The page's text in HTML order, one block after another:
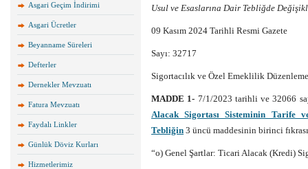
Asgari Geçim İndirimi
Asgari Ücretler
Beyanname Süreleri
Defterler
Dernekler Mevzuatı
Fatura Mevzuatı
Faydalı Linkler
Günlük Döviz Kurları
Hizmetlerimiz
Usul ve Esaslarına Dair Tebliğde
09 Kasım 2024 Tarihli Resmi Gazete
Sayı: 32717
Sigortacılık ve Özel Emeklilik
MADDE 1- 7/1/2023 tarihli ve 32066
Alacak Sigortası Sisteminin Tarife
Tebliğin 3 üncü maddesinin birinci
“o) Genel Şartlar: Ticari Alacak (Kredi)